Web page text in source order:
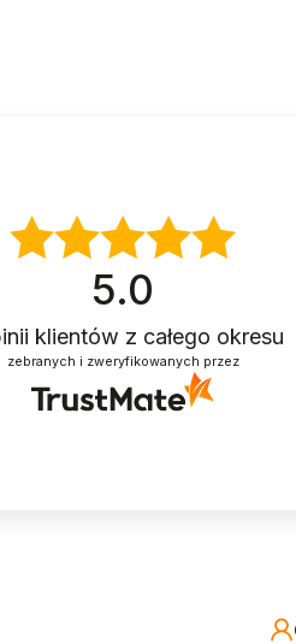
zabaw to codzienna porcja
– pewność, że pociecha rusza
119,5 cm
120 cm
5.0
klientów z całego okresu
zebranych i zweryfikowanych przez